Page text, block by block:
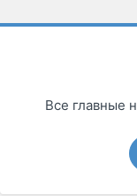
Все главные